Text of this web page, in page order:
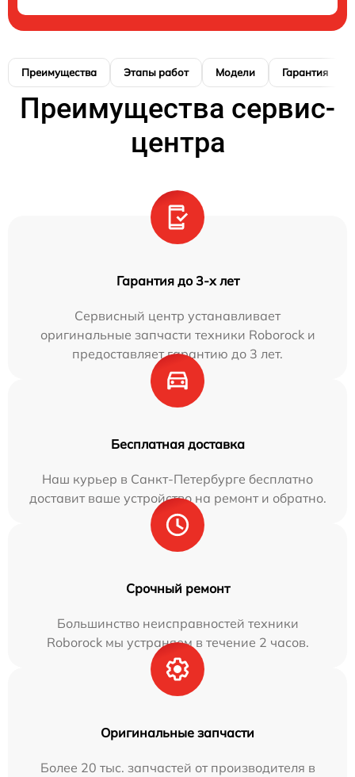
Преимущества Этапы работ Модели Гарантия
Преимущества сервис-
центра
Гарантия до 3-х лет
Сервисный центр устанавливает
оригинальные запчасти техники Roborock и
предоставляет гарантию до 3 лет.
Бесплатная доставка
Наш курьер в Санкт-Петербурге бесплатно
доставит ваше устройство на ремонт и обратно.
Срочный ремонт
Большинство неисправностей техники
Roborock мы устраняем в течение 2 часов.
Оригинальные запчасти
Более 20 тыс. запчастей от производителя в